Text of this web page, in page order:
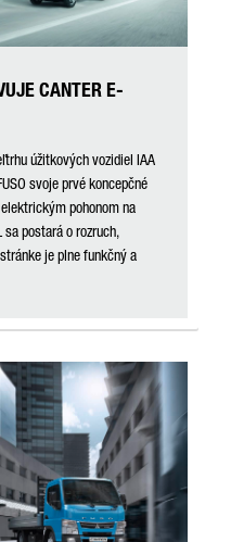
CANTER E-
úžitkových vozidiel IAA
svoje prvé koncepčné
pohonom na
sa postará o rozruch,
je plne funkčný a